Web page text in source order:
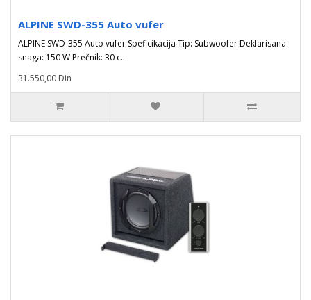
ALPINE SWD-355 Auto vufer
ALPINE SWD-355 Auto vufer Speficikacija Tip: Subwoofer Deklarisana
snaga: 150 W Prečnik: 30 c..
31.550,00 Din